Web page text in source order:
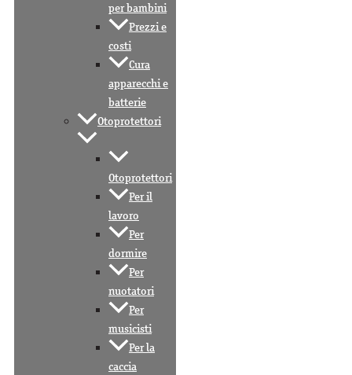
per bambini
Prezzi e
costi
Cura
apparecchi e
batterie
Otoprotettori
Otoprotettori
Per il
lavoro
Per
dormire
Per
nuotatori
Per
musicisti
Per la
caccia